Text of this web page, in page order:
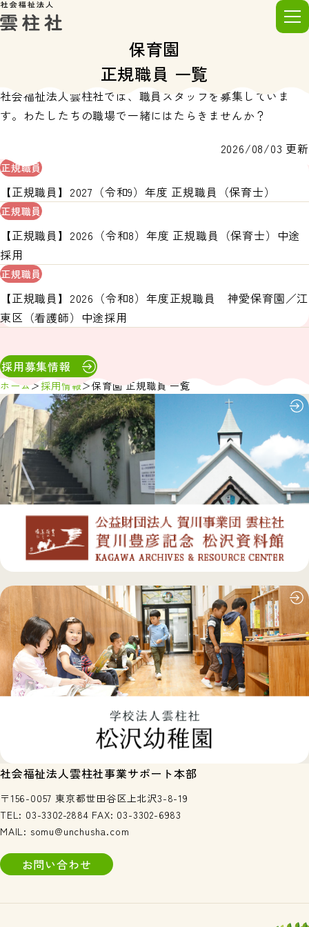
保育園
正規職員 一覧
社会福祉法人雲柱社では、職員スタッフを募集していま
す。わたしたちの職場で一緒にはたらきませんか？
2026/08/03 更新
正規職員
【正規職員】2027（令和9）年度 正規職員（保育士）
正規職員
【正規職員】2026（令和8）年度 正規職員（保育士）中途
採用
正規職員
【正規職員】2026（令和8）年度正規職員 神愛保育園／江
東区（看護師）中途採用
採用募集情報
ホーム 採用情報 保育園 正規職員 一覧
社会福祉法人雲柱社事業サポート本部
〒156-0057 東京都世田谷区上北沢3-8-19
TEL: 03-3302-2884 FAX: 03-3302-6983
MAIL: somu@unchusha.com
お問い合わせ